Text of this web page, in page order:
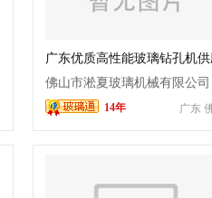
广东优质高性能玻璃钻孔机
佛山市淞夏玻璃机械有限公司
广东
14年